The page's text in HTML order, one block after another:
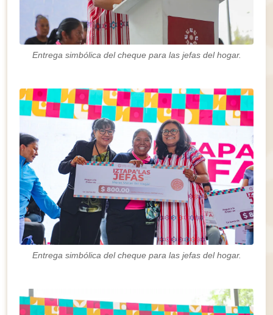
Entrega simbólica del cheque para las jefas del hogar.
Entrega simbólica del cheque para las jefas del hogar.